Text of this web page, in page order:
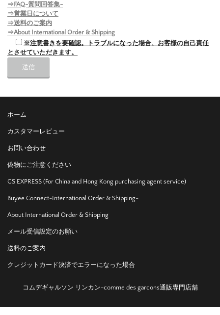
⇒FAQ-質問回答集-
⇒営業日について
⇒送料のご案内
⇒About International Order & Shipping
※注意書きを要確認。トラブルになった場合、お客様の自己責任
とさせていただきます。
ホーム
カスタマーレビュー
お問い合わせ
偽物にご注意ください
GS EXPRESS (For China and Hong Kong purchasing agent service)
Buyee Connect-International Order & Shipping-
About International Order & Shipping
メール受信設定のお願い
送料のご案内
クレジットカード決済でエラーになった場合
コムデギャルソン リンカン-comme des garcons通販専門店舗